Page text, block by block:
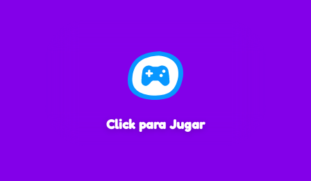
Click para Jugar